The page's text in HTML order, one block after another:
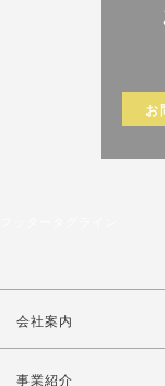
お
会社案内
事業紹介